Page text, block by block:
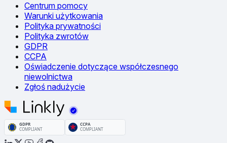
Centrum pomocy
Warunki użytkowania
Polityka prywatności
Polityka zwrotów
GDPR
CCPA
Oświadczenie dotyczące współczesnego
niewolnictwa
Zgłoś nadużycie